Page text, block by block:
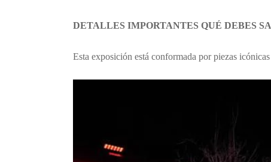
DETALLES IMPORTANTES QUÉ DEBES
Esta exposición está conformada por piezas